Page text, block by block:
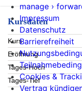
Kursdaten
Kurs
Eröffnung
Tages-Hoch
Tages-Tief
manage ›
Impressum
Datenschutz
Barrierefreiheit
Cookies &
Vertrag